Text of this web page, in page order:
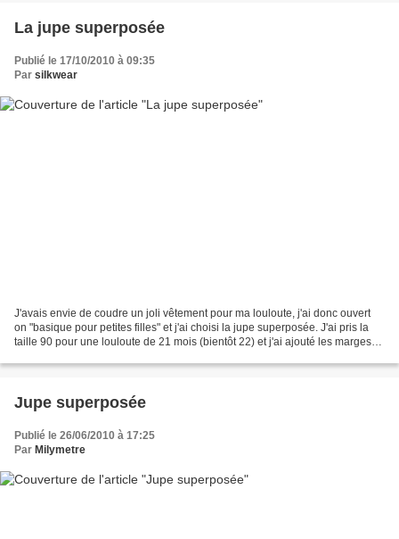
La jupe superposée
Publié le 17/10/2010 à 09:35
Par silkwear
J'avais envie de coudre un joli vêtement pour ma louloute, j'ai donc ouvert
on "basique pour petites filles" et j'ai choisi la jupe superposée. J'ai pris la
taille 90 pour une louloute de 21 mois (bientôt 22) et j'ai ajouté les marges
Jupe superposée
Publié le 26/06/2010 à 17:25
Par Milymetre